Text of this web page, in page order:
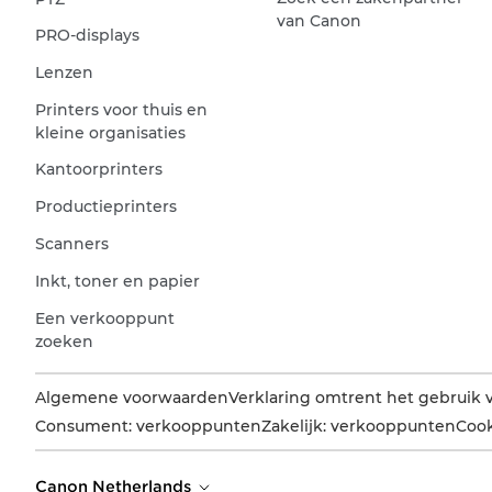
PRO-displays
Lenzen
Printers voor thuis en
kleine organisaties
Kantoorprinters
Productieprinters
Scanners
Inkt, toner en papier
Een verkooppunt
zoeken
van Canon
Algemene voorwaardenVerklaring omtrent het gebruik
Consument: verkooppuntenZakelijk: verkooppunten
Canon Netherlands